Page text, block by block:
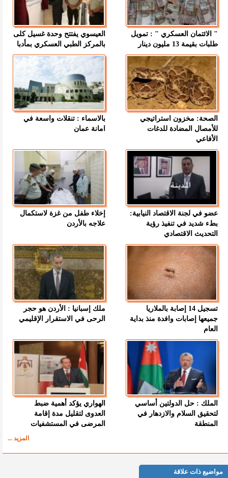
" الائتمان العسكري " : تمويل
طلبات بقيمة 13 مليون دينار
العيسوي يفتتح وحدة غسيل كلى
بالمركز الطبي العسكري بمأدبا
الصحة: مخزون استراتيجي
للأمصال المضادة للدغات
الأفاعي
بالاسماء : تنقلات واسعة في
امانة عمان
عضو في لجنة الاقتصاد النيابية:
بطء شديد في تنفيذ رؤية
التحديث الاقتصادي
إخلاء طفل من غزة لاستكمال
علاجه بالأردن
تسجيل 14 إصابة بالملاريا
جميعها إصابات وافدة منذ بداية
العام
ملك إسبانيا : الأردن هو حجر
الرحى في الاستقرار الإقليمي
الملك : حل الدولتين أساسي
لتحقيق السلام والازدهار في
المنطقة
الهواري يؤكد أهمية ضبط
العدوى لتقليل مدة إقامة
المرضى في المستشفيات
المزيد ...
مواضيع ذات علاقة